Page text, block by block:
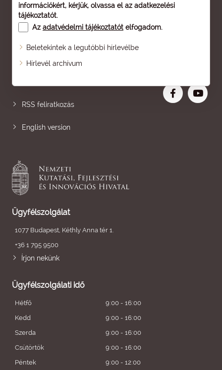
információkért, kérjük, olvassa el az adatkezelési
tájékoztatót.
Az adatvédelmi tájékoztatót elfogadom.
Beletekintek a legutóbbi hírlevélbe
Hírlevél archívum
Oldaltérkép
RSS feliratkozás
English version
Ügyfélszolgálat
1077 Budapest, Kéthly Anna tér 1.
+36 1 795 9500
Írjon nekünk
Ügyfélszolgálati idő
Hétfő
9:00 - 16:00
Kedd
9:00 - 16:00
Szerda
9:00 - 16:00
Csütörtök
9:00 - 16:00
Péntek
9:00 - 12:00